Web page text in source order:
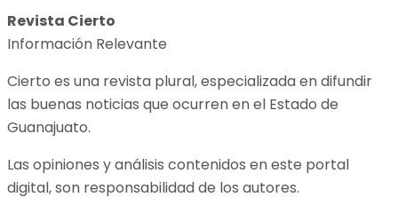
Revista Cierto
Información Relevante
Cierto es una revista plural, especializada en difundir
las buenas noticias que ocurren en el Estado de
Guanajuato.
Las opiniones y análisis contenidos en este portal
digital, son responsabilidad de los autores.